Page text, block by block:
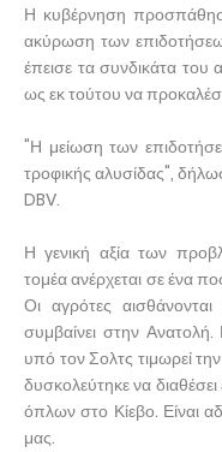
Η κυβέρνηση
ακύρωση των
έπεισε τα συνδικάτα
ως εκ τούτου να
"Η μείωση των
τροφικής αλυσίδας",
DBV.
Η γενική αξία των
τομέα ανέρχεται σε ένα
Οι αγρότες
συμβαίνει στην
υπό τον Σολτς τιμωρεί
δυσκολεύτηκε να
όπλων στο Κίεβο. Είναι
μας.